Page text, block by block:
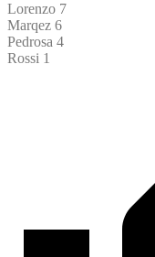
Lorenzo 7
Marqez 6
Pedrosa 4
Rossi 1